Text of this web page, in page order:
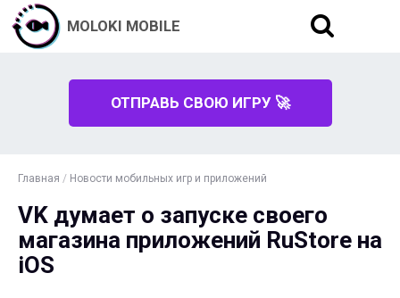
MOLOKI MOBILE
ОТПРАВЬ СВОЮ ИГРУ 🚀
Главная / Новости мобильных игр и приложений
VK думает о запуске своего
магазина приложений RuStore на
iOS